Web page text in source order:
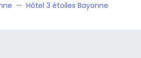
Hôtel 3 étoiles Bayonne